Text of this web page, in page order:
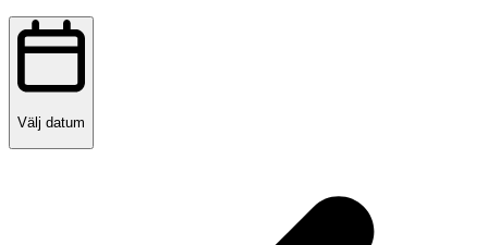
Välj datum